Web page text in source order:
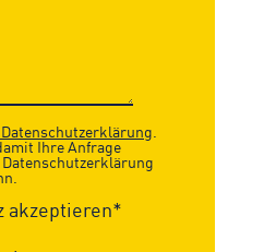
Ihre Anfrage
akzeptieren